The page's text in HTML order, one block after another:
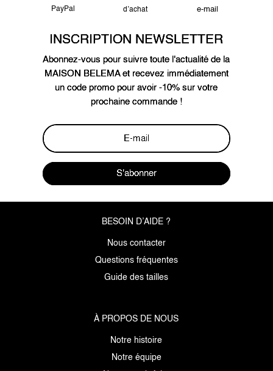
PayPal
d’achat
e-mail
INSCRIPTION NEWSLETTER
Abonnez-vous pour suivre toute l'actualité de la
MAISON BELEMA et recevez immédiatement
un code promo pour avoir -10% sur votre
prochaine commande !
S'abonner
BESOIN D’AIDE ?
Nous contacter
Questions fréquentes
Guide des tailles
À PROPOS DE NOUS
Notre histoire
Notre équipe